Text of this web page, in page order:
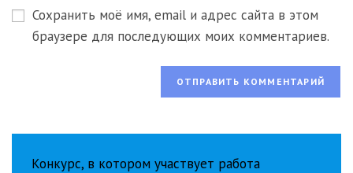
веб-
сайта
Сохранить моё имя, email и адрес сайта в этом
браузере для последующих моих комментариев.
Конкурс, в котором участвует работа